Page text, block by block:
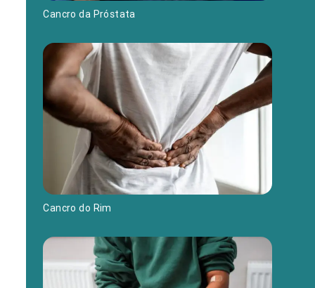
Cancro da Próstata
Cancro do Rim